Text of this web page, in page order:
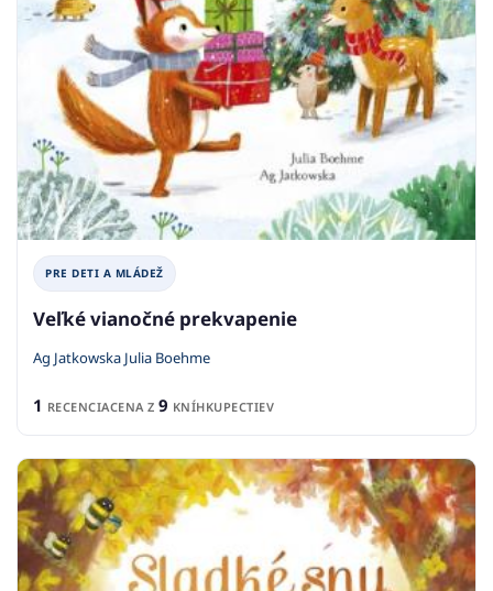
PRE DETI A MLÁDEŽ
Veľké vianočné prekvapenie
Ag Jatkowska Julia Boehme
1 RECENCIACENA Z 9 KNÍHKUPECTIEV